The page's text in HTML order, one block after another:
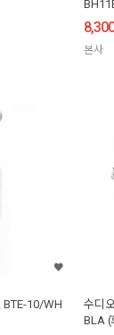
8,300
본사
BTE-10/WH
수디
BLA (